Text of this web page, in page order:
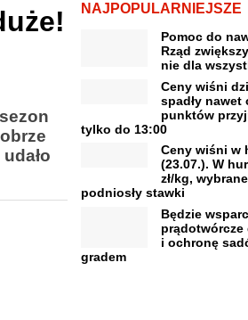
NAJPOPULARNIEJSZE
Pomoc do
Rząd
nie dla
Ceny wiśni
spadły nawet
punktów
tylko do 13:00
Ceny wiśni w
(23.07.). W
zł/kg,
podniosły stawki
Będzie
i ochronę
gradem